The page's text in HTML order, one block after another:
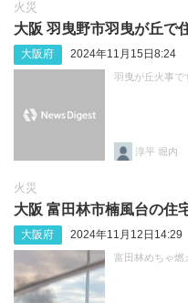
火災
大阪 羽曳野市羽曳が丘で
大阪府 2024年11月15日8:24
羽曳が丘火事で
淳平 堀内
火災
大阪 富田林市楠風台の住
大阪府 2024年11月12日14:29
富田林めちゃ燃